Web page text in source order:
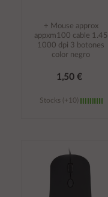
÷ Mouse approx
appxm100 cable 1.45
1000 dpi 3 botones
color negro
1,50 €
Stocks (+10)
carrito